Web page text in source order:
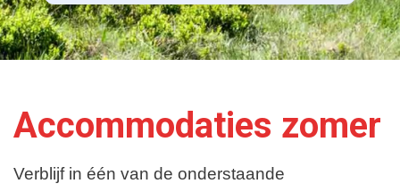
Accommodaties zomer
Verblijf in één van de onderstaande